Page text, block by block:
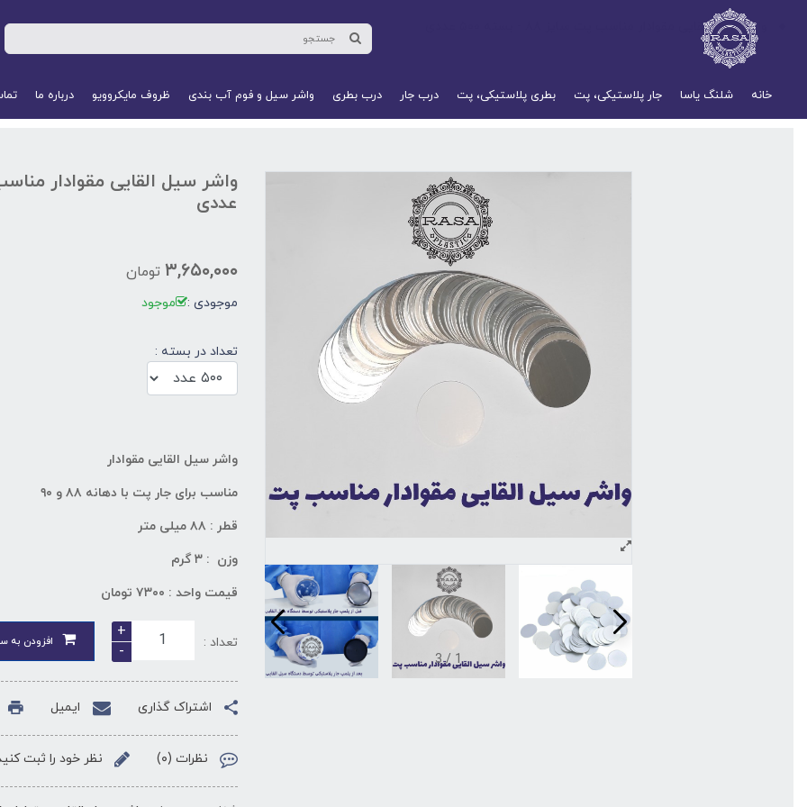
خانه شلنگ یاسا جار پلاستیکی، پت بطری پلاستیکی، پت درب جار درب بطری واشر سیل و فوم آب‌ بندی ظروف مایکروویو درباره ما
واشر سیل القایی مقوادار مناسب پت سایز ۸۸ - بسته ۵۰۰ عددی
1
/
3
عددی
۳,۶۵۰,۰۰۰ تومان
موجودی : موجود
تعداد در بسته :
واشر سیل‌ القایی مقوادار
مناسب برای جار پت با دهانه ۸۸ و ۹۰
قطر : ۸۸ میلی متر
وزن : ۳ گرم
قیمت واحد : ۷۳۰۰ تومان
تعداد :
+
-
افزودن به
اشتراک گذاری ایمیل
نظرات (۰) نظر خود را ثبت